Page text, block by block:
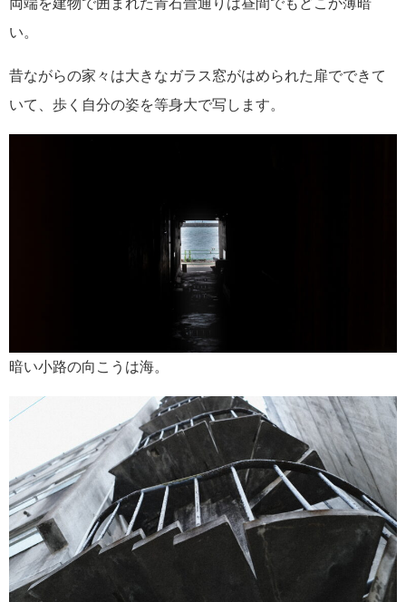
い。
昔ながらの家々は大きなガラス窓がはめられた扉でできて
いて、歩く自分の姿を等身大で写します。
暗い小路の向こうは海。